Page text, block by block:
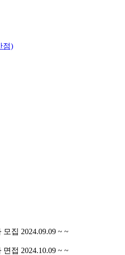
점)
모집 2024.09.09 ~ ~
면접 2024.10.09 ~ ~